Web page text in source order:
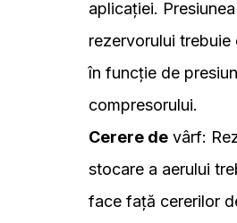
aplicației.
rezervorului trebuie
în funcție de
compresorului.
Cerere de vârf:
stocare a aerului
face față cererilor